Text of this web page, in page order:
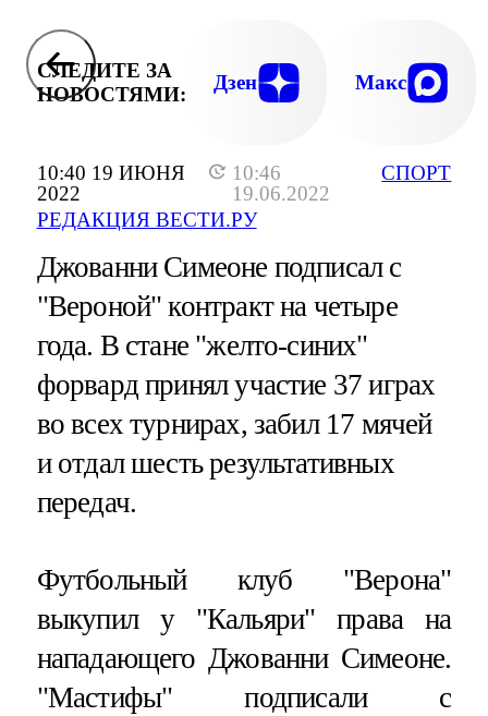
10:40 19 ИЮНЯ
2022
10:46
19.06.2022
РЕДАКЦИЯ ВЕСТИ.РУ
СПОРТ
СЛЕДИТЕ ЗА
НОВОСТЯМИ:
Дзен Макс
Джованни Симеоне подписал с
"Вероной" контракт на четыре
года. В стане "желто-синих"
форвард принял участие 37 играх
во всех турнирах, забил 17 мячей
и отдал шесть результативных
передач.
Футбольный клуб "Верона"
выкупил у "Кальяри" права на
нападающего Джованни Симеоне.
"Мастифы" подписали с